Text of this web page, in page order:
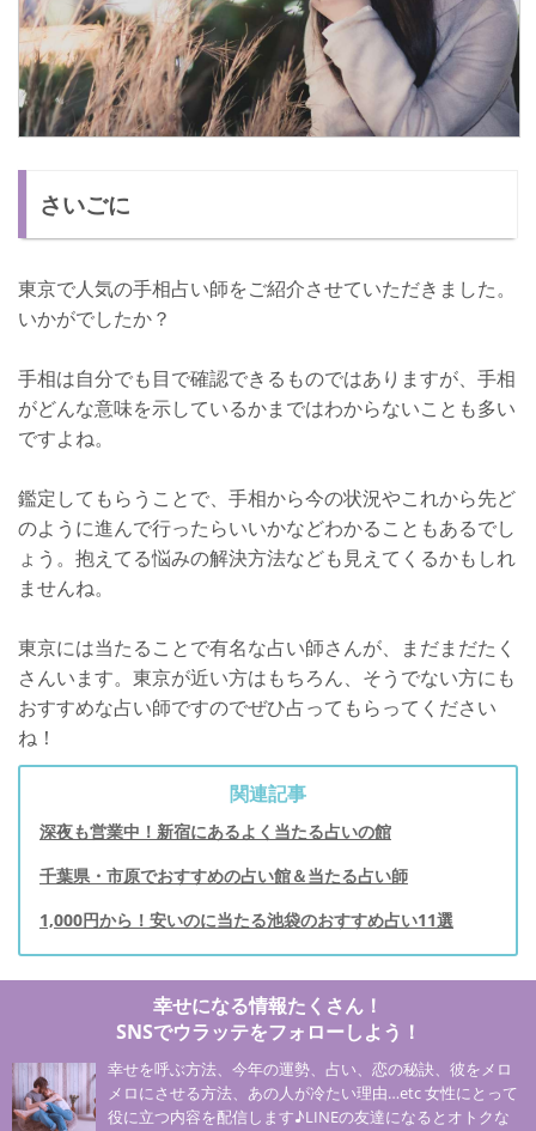
さいごに
東京で人気の手相占い師をご紹介させていただきました。
いかがでしたか？
手相は自分でも目で確認できるものではありますが、手相
がどんな意味を示しているかまではわからないことも多い
ですよね。
鑑定してもらうことで、手相から今の状況やこれから先ど
のように進んで行ったらいいかなどわかることもあるでし
ょう。抱えてる悩みの解決方法なども見えてくるかもしれ
ませんね。
東京には当たることで有名な占い師さんが、まだまだたく
さんいます。東京が近い方はもちろん、そうでない方にも
おすすめな占い師ですのでぜひ占ってもらってください
ね！
関連記事
深夜も営業中！新宿にあるよく当たる占いの館
千葉県・市原でおすすめの占い館＆当たる占い師
1,000円から！安いのに当たる池袋のおすすめ占い11選
幸せになる情報たくさん！
SNSでウラッテをフォローしよう！
幸せを呼ぶ方法、今年の運勢、占い、恋の秘訣、彼をメロ
メロにさせる方法、あの人が冷たい理由…etc 女性にとって
役に立つ内容を配信します♪LINEの友達になるとオトクな